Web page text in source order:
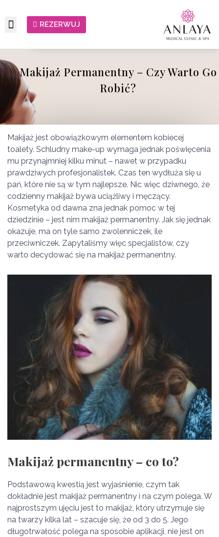
REZERWUJ
Makijaż Permanentny – Czy Warto Go
Robić?
Makijaż jest obowiązkowym elementem kobiecej
toalety. Schludny make-up wymaga jednak poświęcenia
mu przynajmniej kilku minut – nawet w przypadku
prawdziwych profesjonalistek. Czas ten wydłuża się u
pań, które nie są w tym najlepsze. Nic więc dziwnego, że
codzienny makijaż bywa uciążliwy i męczący.
Kosmetyka od dawna zna jednak pomoc w tej
dziedzinie – jest nim makijaż permanentny. Jak się jednak
okazuje, ma on tyle samo zwolenniczek, ile
przeciwniczek. Zapytaliśmy więc specjalistów, czy
warto decydować się na makijaż permanentny.
Makijaż permanentny – co to?
Podstawową kwestią jest wyjaśnienie, czym tak
dokładnie jest makijaż permanentny i na czym polega. W
najprostszym ujęciu jest to makijaż, który utrzymuje się
na twarzy kilka lat – szacuje się, że od 3 do 5. Jego
długotrwałość polega na sposobie aplikacji, nie jest on